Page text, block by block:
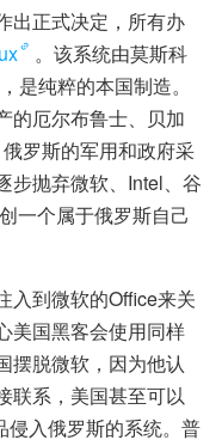
出正式决定，所有办
。该系统由莫斯科
是纯粹的本国制造。
的厄尔布鲁士、贝加
罗斯的军用和政府采
步抛弃微软、Intel、谷
一个属于俄罗斯自己
入到微软的Office来关
美国黑客会使用同样
摆脱微软，因为他认
联系，美国甚至可以
侵入俄罗斯的系统。普